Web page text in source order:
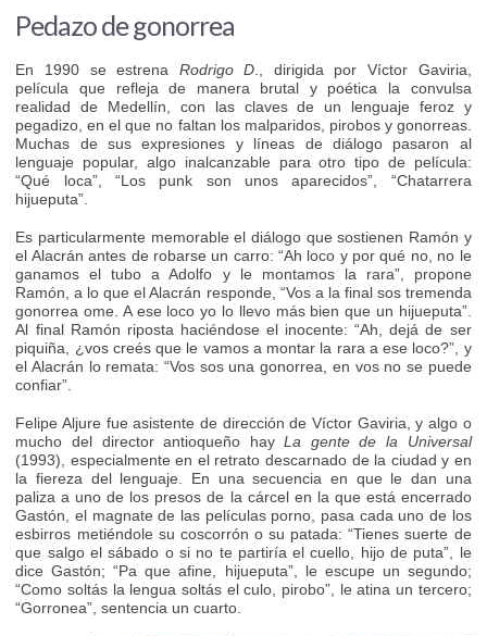
Pedazo de gonorrea
En 1990 se estrena Rodrigo D ., dirigida por Víctor Gaviria,
película que refleja de manera brutal y poética la convulsa
realidad de Medellín, con las claves de un lenguaje feroz y
pegadizo, en el que no faltan los malparidos, pirobos y gonorreas.
Muchas de sus expresiones y líneas de diálogo pasaron al
lenguaje popular, algo inalcanzable para otro tipo de película:
“Qué loca”, “Los punk son unos aparecidos”, “Chatarrera
hijueputa”.
Es particularmente memorable el diálogo que sostienen Ramón y
el Alacrán antes de robarse un carro: “Ah loco y por qué no, no le
ganamos el tubo a Adolfo y le montamos la rara”, propone
Ramón, a lo que el Alacrán responde, “Vos a la final sos tremenda
gonorrea ome. A ese loco yo lo llevo más bien que un hijueputa”.
Al final Ramón riposta haciéndose el inocente: “Ah, dejá de ser
piquiña, ¿vos creés que le vamos a montar la rara a ese loco?”, y
el Alacrán lo remata: “Vos sos una gonorrea, en vos no se puede
confiar”.
Felipe Aljure fue asistente de dirección de Víctor Gaviria, y algo o
mucho del director antioqueño hayLa gente de la Universal
(1993), especialmente en el retrato descarnado de la ciudad y en
la fiereza del lenguaje. En una secuencia en que le dan una
paliza a uno de los presos de la cárcel en la que está encerrado
Gastón, el magnate de las películas porno, pasa cada uno de los
esbirros metiéndole su coscorrón o su patada: “Tienes suerte de
que salgo el sábado o si no te partiría el cuello, hijo de puta”, le
dice Gastón; “Pa que afine, hijueputa”, le escupe un segundo;
“Como soltás la lengua soltás el culo, pirobo”, le atina un tercero;
“Gorronea”, sentencia un cuarto.